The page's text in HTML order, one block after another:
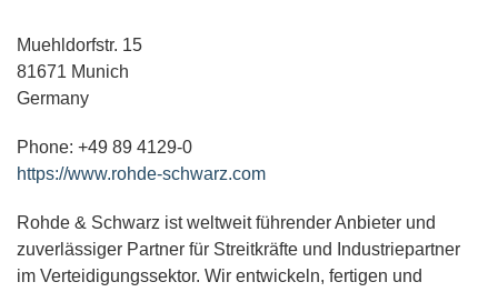
Muehldorfstr. 15
81671 Munich
Germany
Phone: +49 89 4129-0
https://www.rohde-schwarz.com
Rohde & Schwarz ist weltweit führender Anbieter und
zuverlässiger Partner für Streitkräfte und Industriepartner
im Verteidigungssektor. Wir entwickeln, fertigen und